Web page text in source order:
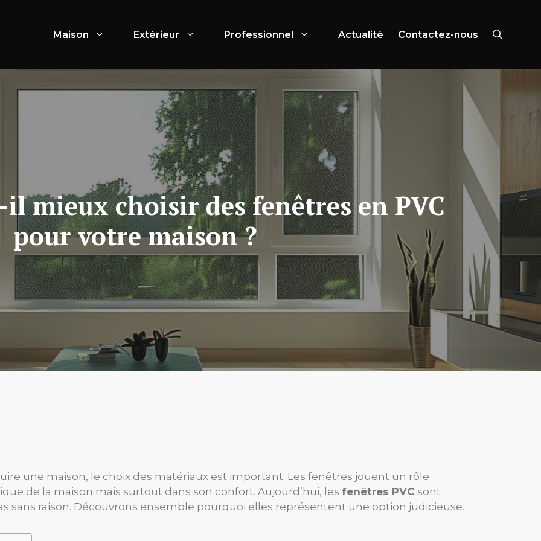
Maison Extérieur Professionnel Actualité Contactez-nous
mieux choisir des fenêtres en PVC
pour votre maison ?
une maison, le choix des matériaux est important. Les fenêtres jouent un rôle
de la maison mais surtout dans son confort. Aujourd’hui, les fenêtres PVC sont
sans raison. Découvrons ensemble pourquoi elles représentent une option judicieuse.